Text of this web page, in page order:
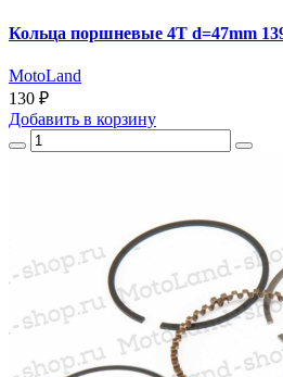
Кольца поршневые 4T d=47mm
MotoLand
130 ₽
Добавить в корзину